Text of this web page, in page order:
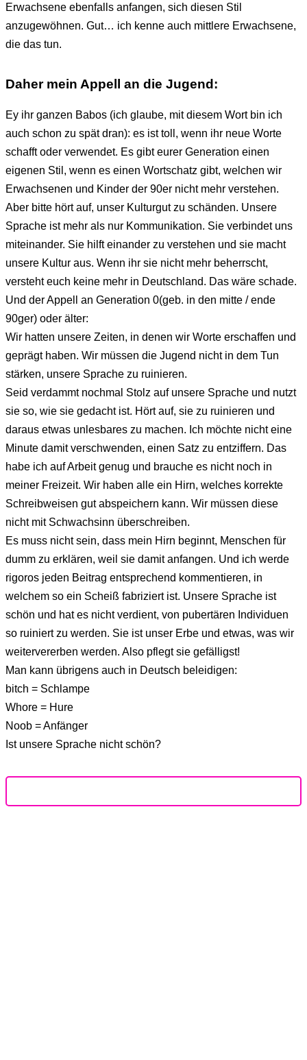
Erwachsene ebenfalls anfangen, sich diesen Stil
anzugewöhnen. Gut… ich kenne auch mittlere Erwachsene,
die das tun.
Daher mein Appell an die Jugend:
Ey ihr ganzen Babos (ich glaube, mit diesem Wort bin ich
auch schon zu spät dran): es ist toll, wenn ihr neue Worte
schafft oder verwendet. Es gibt eurer Generation einen
eigenen Stil, wenn es einen Wortschatz gibt, welchen wir
Erwachsenen und Kinder der 90er nicht mehr verstehen.
Aber bitte hört auf, unser Kulturgut zu schänden. Unsere
Sprache ist mehr als nur Kommunikation. Sie verbindet uns
miteinander. Sie hilft einander zu verstehen und sie macht
unsere Kultur aus. Wenn ihr sie nicht mehr beherrscht,
versteht euch keine mehr in Deutschland. Das wäre schade.
Und der Appell an Generation 0(geb. in den mitte / ende
90ger) oder älter:
Wir hatten unsere Zeiten, in denen wir Worte erschaffen und
geprägt haben. Wir müssen die Jugend nicht in dem Tun
stärken, unsere Sprache zu ruinieren.
Seid verdammt nochmal Stolz auf unsere Sprache und nutzt
sie so, wie sie gedacht ist. Hört auf, sie zu ruinieren und
daraus etwas unlesbares zu machen. Ich möchte nicht eine
Minute damit verschwenden, einen Satz zu entziffern. Das
habe ich auf Arbeit genug und brauche es nicht noch in
meiner Freizeit. Wir haben alle ein Hirn, welches korrekte
Schreibweisen gut abspeichern kann. Wir müssen diese
nicht mit Schwachsinn überschreiben.
Es muss nicht sein, dass mein Hirn beginnt, Menschen für
dumm zu erklären, weil sie damit anfangen. Und ich werde
rigoros jeden Beitrag entsprechend kommentieren, in
welchem so ein Scheiß fabriziert ist. Unsere Sprache ist
schön und hat es nicht verdient, von pubertären Individuen
so ruiniert zu werden. Sie ist unser Erbe und etwas, was wir
weitervererben werden. Also pflegt sie gefälligst!
Man kann übrigens auch in Deutsch beleidigen:
bitch = Schlampe
Whore = Hure
Noob = Anfänger
Ist unsere Sprache nicht schön?